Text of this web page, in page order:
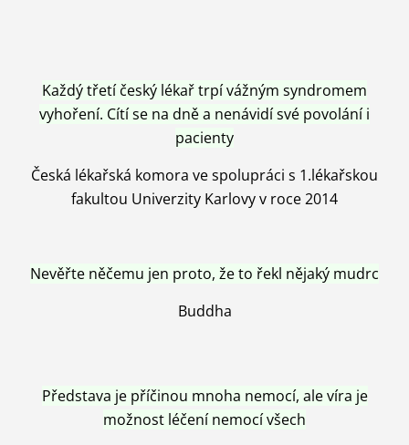
Každý třetí český lékař trpí vážným syndromem
vyhoření. Cítí se na dně a nenávidí své povolání i
pacienty
Česká lékařská komora ve spolupráci s 1.lékařskou
fakultou Univerzity Karlovy v roce 2014
Nevěřte něčemu jen proto, že to řekl nějaký mudrc
Buddha
Představa je příčinou mnoha nemocí, ale víra je
možnost léčení nemocí všech